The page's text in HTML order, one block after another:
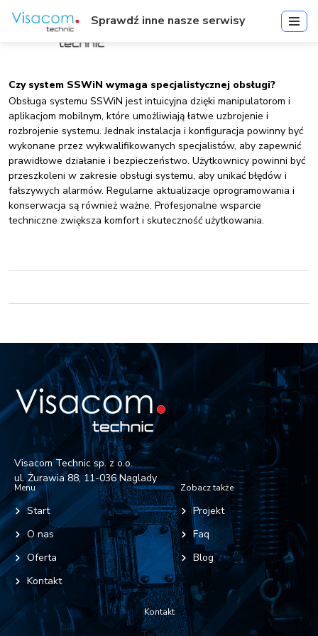
Czy system SSWiN wymaga specjalistycznej obsługi?
Obsługa systemu SSWiN jest intuicyjna dzięki manipulatorom i
aplikacjom mobilnym, które umożliwiają łatwe uzbrojenie i
rozbrojenie systemu. Jednak instalacja i konfiguracja powinny być
wykonane przez wykwalifikowanych specjalistów, aby zapewnić
prawidłowe działanie i bezpieczeństwo. Użytkownicy powinni być
przeszkoleni w zakresie obsługi systemu, aby unikać błędów i
fałszywych alarmów. Regularne aktualizacje oprogramowania i
konserwacja są również ważne. Profesjonalne wsparcie
techniczne zwiększa komfort i skuteczność użytkowania.
Visacom Technic sp. z o.o.
ul. Żurawia 88, 11-036 Naglady
Menu
Start
O nas
Oferta
Kontakt
Zobacz także
Projekt
Faq
Blog
Kontakt
Sprawdź inne nasze serwisy